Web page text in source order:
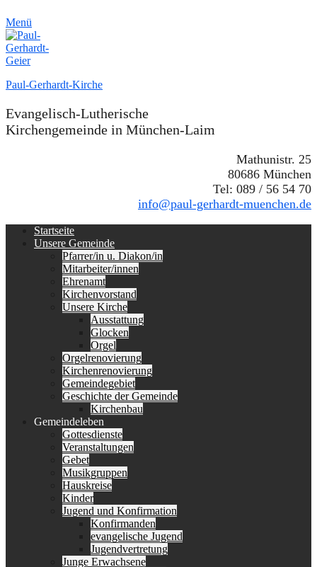
Menü
Paul-Gerhardt-Kirche
Evangelisch-Lutherische
Kirchengemeinde in München-Laim
Mathunistr. 25
80686 München
Tel: 089 / 56 54 70
info@paul-gerhardt-muenchen.de
Erstes
Menü
Startseite
Unsere Gemeinde
Pfarrer/in u. Diakon/in
Mitarbeiter/innen
Ehrenamt
Kirchenvorstand
Unsere Kirche
Ausstattung
Glocken
Orgel
Orgelrenovierung
Kirchenrenovierung
Gemeindegebiet
Geschichte der Gemeinde
Kirchenbau
Gemeindeleben
Gottesdienste
Veranstaltungen
Gebet
Musikgruppen
Hauskreise
Kinder
Jugend und Konfirmation
Konfirmanden
evangelische Jugend
Jugendvertretung
Junge Erwachsene